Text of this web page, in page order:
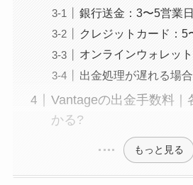
銀行送金：3〜5営業日
クレジットカード：5
オンラインウォレッ
出金処理が遅れる場
Vantageの出金手数料｜
かる?
もっと見る